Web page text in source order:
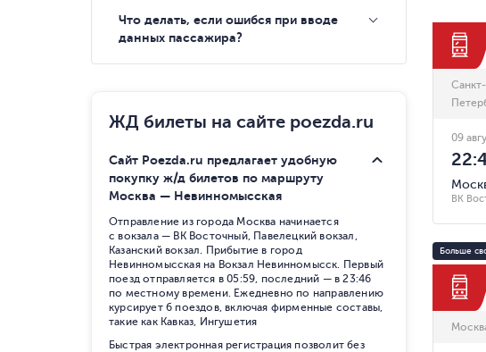
Санкт-
09
ВК
Больше
Что делать, если ошибся при вводе
данных пассажира?
ЖД билеты на сайте poezda.ru
Сайт Poezda.ru предлагает удобную
покупку ж/д билетов по маршруту
Москва — Невинномысская
Отправление из города Москва начинается
с вокзала — ВК Восточный, Павелецкий вокзал,
Казанский вокзал. Прибытие в город
Невинномысская на Вокзал Невинномысск. Первый
поезд отправляется в 05:59, последний — в 23:46
по местному времени. Ежедневно по направлению
курсирует 6 поездов, включая фирменные составы,
такие как Кавказ, Ингушетия
Быстрая электронная регистрация позволит без